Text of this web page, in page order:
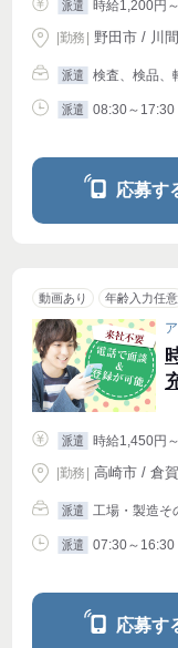
派遣 時給1,200円～
|勤務 野田市 / 川
派遣 検査、検品、
派遣 08:30～17:30
応募す
動画あり 年齢入力任意
派遣 時給1,450円～
|勤務 高崎市 / 倉
派遣 工場・製造そ
派遣 07:30～16:30
応募す